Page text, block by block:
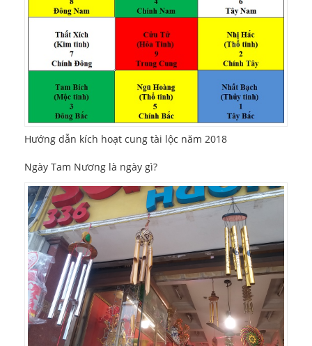
Hướng dẫn kích hoạt cung tài lộc năm 2018
Ngày Tam Nương là ngày gì?